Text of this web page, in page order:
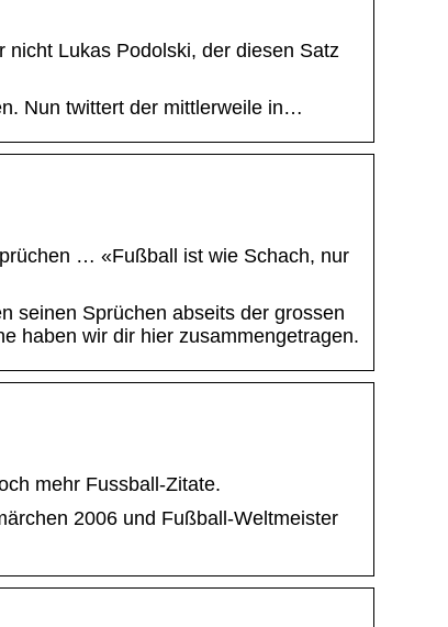
Lukas Podolski, der diesen Satz
Nun twittert der mittlerweile in…
… «Fußball ist wie Schach, nur
seinen Sprüchen abseits der grossen
haben wir dir hier zusammengetragen.
mehr Fussball-Zitate.
2006 und Fußball-Weltmeister